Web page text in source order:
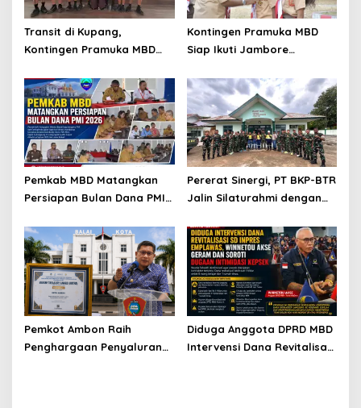
Transit di Kupang,
Kontingen Pramuka MBD
Disambut Hangat Wakil
Wali Kota
Kontingen Pramuka MBD
Siap Ikuti Jambore
Peserta dari Lima
Kecamatan
Pemkab MBD Matangkan
Persiapan Bulan Dana PMI
Penggalangan Dana Lebih
Luas
Pererat Sinergi, PT BKP-BTR
Jalin Silaturahmi dengan
Pemkot Ambon Raih
Penghargaan Penyaluran
Diduga Anggota DPRD MBD
Intervensi Dana Revitalisasi